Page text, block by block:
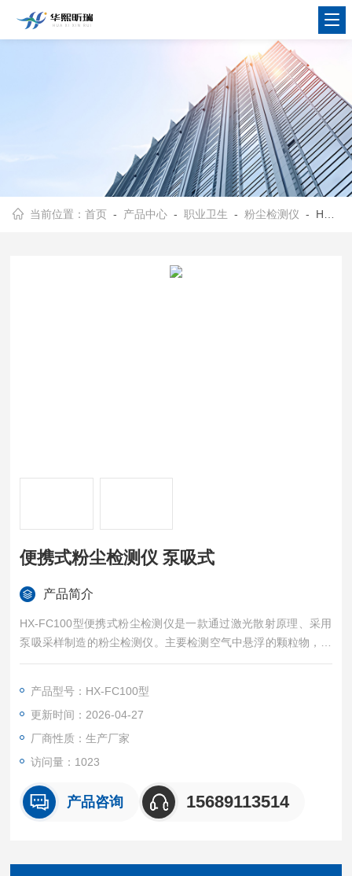
当前位置：首页 - 产品中心 -职业卫生 -粉尘检测仪 - HX-FC100型便携式粉尘检测仪 泵吸式
便携式粉尘检测仪 泵吸式
产品简介
HX-FC100型便携式粉尘检测仪是一款通过激光散射原理、采用
泵吸采样制造的粉尘检测仪。主要检测空气中悬浮的颗粒物，数
据输出为浓度重量模式。便携式粉尘检测仪 泵吸式
产品型号：HX-FC100型
更新时间：2026-04-27
厂商性质：生产厂家
访问量：1023
产品咨询 15689113514